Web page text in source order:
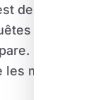
de se
avant
C'est en
meilleurs